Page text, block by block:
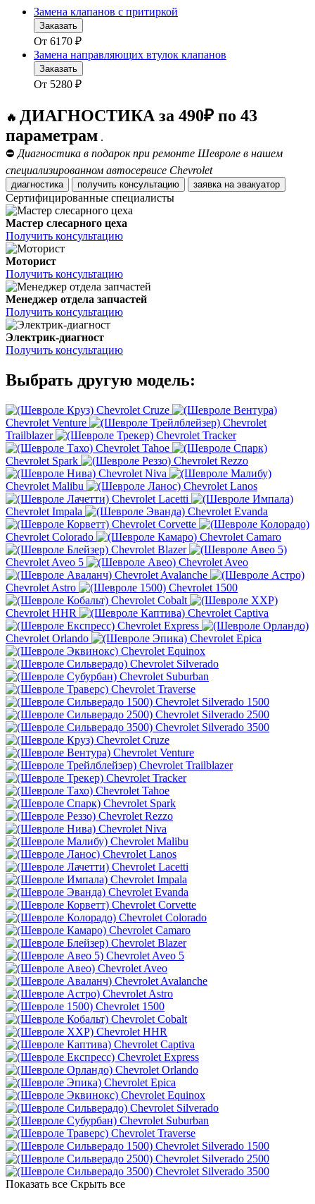
Замена клапанов с притиркой
Заказать
От 6170 ₽
Замена направляющих втулок клапанов
Заказать
От 5280 ₽
🔥 ДИАГНОСТИКА за 490₽ по 43
параметрам .
⛔ Диагностика в подарок при ремонте Шевроле в нашем
специализированном автосервисе Chevrolet
диагностика получить консультацию заявка на эвакуатор
Сертифицированные специалисты
Мастер слесарного цеха
Получить консультацию
Моторист
Получить консультацию
Менеджер отдела запчастей
Получить консультацию
Электрик-диагност
Получить консультацию
Выбрать другую модель:
Chevrolet Cruze
Chevrolet Venture
Chevrolet
Trailblazer
Chevrolet Tracker
Chevrolet Tahoe
Chevrolet Spark
Chevrolet Rezzo
Chevrolet Niva
Chevrolet Malibu
Chevrolet Lanos
Chevrolet Lacetti
Chevrolet Impala
Chevrolet Evanda
Chevrolet Corvette
Chevrolet Colorado
Chevrolet Camaro
Chevrolet Blazer
Chevrolet Aveo 5
Chevrolet Aveo
Chevrolet Avalanche
Chevrolet Astro
Chevrolet 1500
Chevrolet Cobalt
Chevrolet HHR
Chevrolet Captiva
Chevrolet Express
Chevrolet Orlando
Chevrolet Epica
Chevrolet Equinox
Chevrolet Silverado
Chevrolet Suburban
Chevrolet Traverse
Chevrolet Silverado 1500
Chevrolet Silverado 2500
Chevrolet Silverado 3500
Chevrolet Cruze
Chevrolet Venture
Chevrolet Trailblazer
Chevrolet Tracker
Chevrolet Tahoe
Chevrolet Spark
Chevrolet Rezzo
Chevrolet Niva
Chevrolet Malibu
Chevrolet Lanos
Chevrolet Lacetti
Chevrolet Impala
Chevrolet Evanda
Chevrolet Corvette
Chevrolet Colorado
Chevrolet Camaro
Chevrolet Blazer
Chevrolet Aveo 5
Chevrolet Aveo
Chevrolet Avalanche
Chevrolet Astro
Chevrolet 1500
Chevrolet Cobalt
Chevrolet HHR
Chevrolet Captiva
Chevrolet Express
Chevrolet Orlando
Chevrolet Epica
Chevrolet Equinox
Chevrolet Silverado
Chevrolet Suburban
Chevrolet Traverse
Chevrolet Silverado 1500
Chevrolet Silverado 2500
Chevrolet Silverado 3500
Показать все Скрыть все